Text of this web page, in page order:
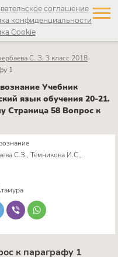
соглашение
конфиденциальности
Cookie
C. З. 3 класс 2018
1
Учебник
язык обучения 20-21.
Страница 58 Вопрос к
C.З., Темникова И.С.,
к параграфу 1